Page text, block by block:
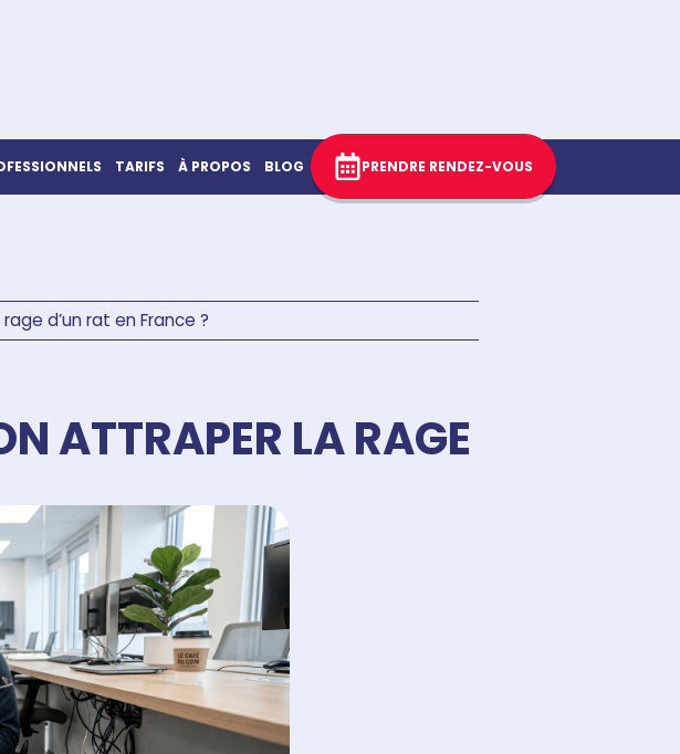
TARIFS À PROPOS BLOG PRENDRE RENDEZ-VOUS
d’un rat en France ?
ATTRAPER LA RAGE